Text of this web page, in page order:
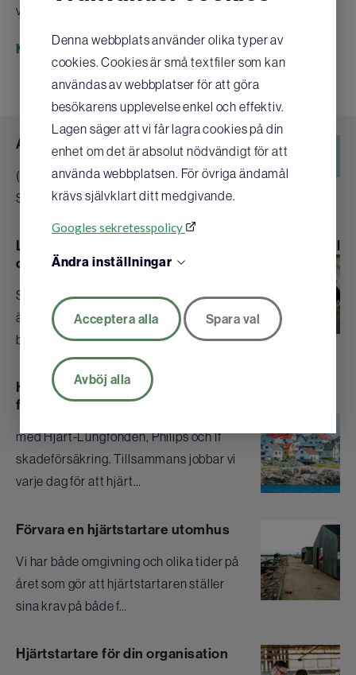
Denna webbplats använder olika typer av
cookies. Cookies är små textfiler som kan
användas av webbplatser för att göra
besökarens upplevelse enkel och effektiv.
Lagen säger att vi får lagra cookies på din
enhet om det är absolut nödvändigt för att
använda webbplatsen. För övriga ändamål
krävs självklart ditt medgivande.
Googles sekretesspolicy
Ändra inställningar
Acceptera alla Spara val
Avböj alla
vintern. Så kom igen – gör en insats!
Köp en hjärtstartare till din förening eller företag nu!
Alla kan rädda liv-dagen 16/10
(Restart a Heart Day) över hela världen.
Syftet är att uppmärksamma att vi alla kan rädda liv vid …
Laerdal lanserar nya HLR-dockor och Dahl Medical
distribuerar!
Som distributör av Laerdals produkter
är vi på Dahl Medical glada att kunna
berätta att den populära…
Hjärt-lungfonden och Dahl Medical i samarbete
för att öka tillgängligheten av hjärtstartare
med Hjärt-Lungfonden, Philips och If
skadeförsäkring. Tillsammans jobbar vi
varje dag för att hjärt…
Förvara en hjärtstartare utomhus
Vi har både omgivning och olika tider på
året som gör att hjärtstartaren ställer
sina krav på både f…
Hjärtstartare för din organisation